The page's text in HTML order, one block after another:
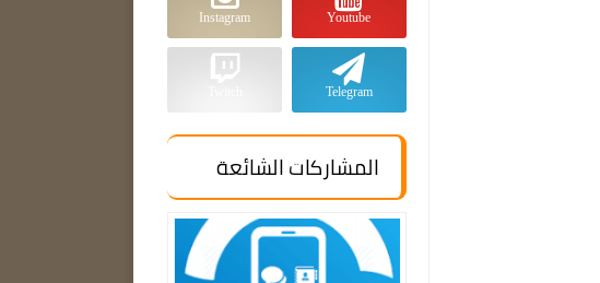
Youtube
Instagram
Telegram
المشاركات الشائعة